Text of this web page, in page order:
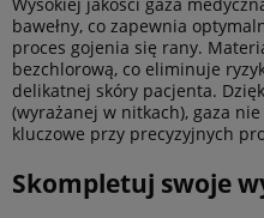
Wysokiej jakości gaza
bawełny, co zapewnia
proces gojenia się rany.
bezchlorową, co eliminuje
delikatnej skóry pacjenta.
(wyrażanej w nitkach), gaza
kluczowe przy precyzyjnych
Skompletuj swoje